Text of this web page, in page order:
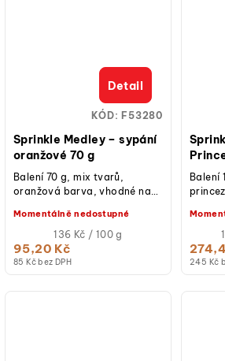
Sprinkle Medley – sypání
oranžové 70 g
85 Kč bez DPH
95,20 Kč
Měrná
cena:
136 Kč / 100 g
Momentálně nedostupné
Detail
Balení 70 g, mix tvarů,
oranžová barva, vhodné na
cake pops, sušenky či
zmrzlinové poháry.
KÓD:F53280
245 Kč
Balení
barva,